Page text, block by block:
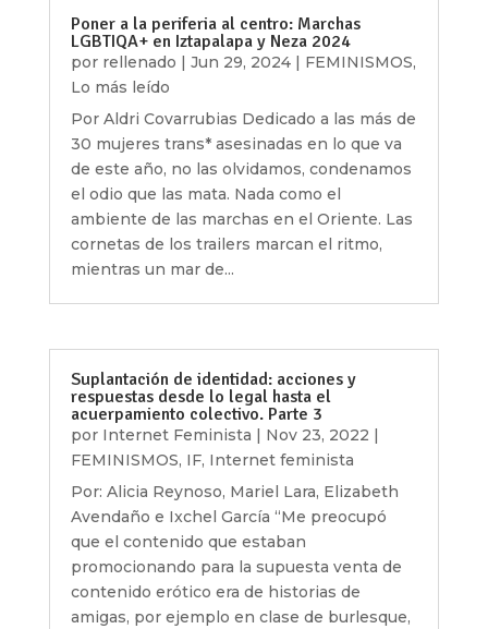
Poner a la periferia al centro: Marchas
LGBTIQA+ en Iztapalapa y Neza 2024
por rellenado | Jun 29, 2024| FEMINISMOS,
Lo más leído
Por Aldri Covarrubias Dedicado a las más de
30 mujeres trans* asesinadas en lo que va
de este año, no las olvidamos, condenamos
el odio que las mata. Nada como el
ambiente de las marchas en el Oriente. Las
cornetas de los trailers marcan el ritmo,
mientras un mar de...
Suplantación de identidad: acciones y
respuestas desde lo legal hasta el
acuerpamiento colectivo. Parte 3
por Internet Feminista Nov 23, 2022
FEMINISMOS, IF, Internet feminista
Por: Alicia Reynoso, Mariel Lara, Elizabeth
Avendaño e Ixchel García “Me preocupó
que el contenido que estaban
promocionando para la supuesta venta de
contenido erótico era de historias de
amigas, por ejemplo en clase de burlesque,